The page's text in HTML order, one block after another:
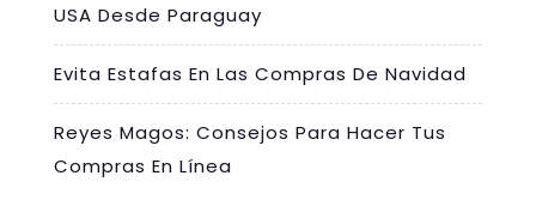
USA Desde Paraguay
Evita Estafas En Las Compras De Navidad
Reyes Magos: Consejos Para Hacer Tus
Compras En Línea